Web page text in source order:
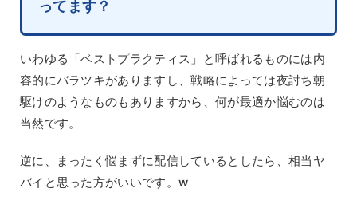
ってます？
いわゆる「ベストプラクティス」と呼ばれるものには内
容的にバラツキがありますし、戦略によっては夜討ち朝
駆けのようなものもありますから、何が最適か悩むのは
当然です。
逆に、まったく悩まずに配信しているとしたら、相当ヤ
バイと思った方がいいです。w